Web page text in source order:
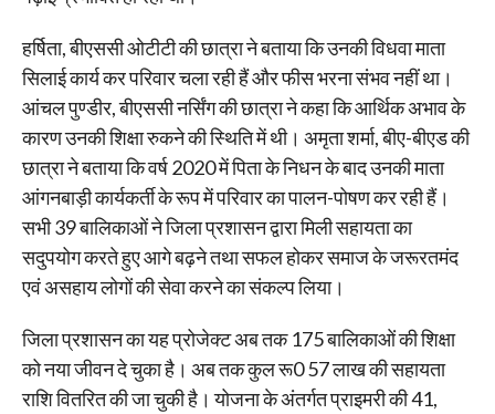
हर्षिता, बीएससी ओटीटी की छात्रा ने बताया कि उनकी विधवा माता
सिलाई कार्य कर परिवार चला रही हैं और फीस भरना संभव नहीं था।
आंचल पुण्डीर, बीएससी नर्सिंग की छात्रा ने कहा कि आर्थिक अभाव के
कारण उनकी शिक्षा रुकने की स्थिति में थी। अमृता शर्मा, बीए-बीएड की
छात्रा ने बताया कि वर्ष 2020 में पिता के निधन के बाद उनकी माता
आंगनबाड़ी कार्यकर्ती के रूप में परिवार का पालन-पोषण कर रही हैं।
सभी 39 बालिकाओं ने जिला प्रशासन द्वारा मिली सहायता का
सदुपयोग करते हुए आगे बढ़ने तथा सफल होकर समाज के जरूरतमंद
एवं असहाय लोगों की सेवा करने का संकल्प लिया।
जिला प्रशासन का यह प्रोजेक्ट अब तक 175 बालिकाओं की शिक्षा
को नया जीवन दे चुका है। अब तक कुल रू0 57 लाख की सहायता
राशि वितरित की जा चुकी है। योजना के अंतर्गत प्राइमरी की 41,